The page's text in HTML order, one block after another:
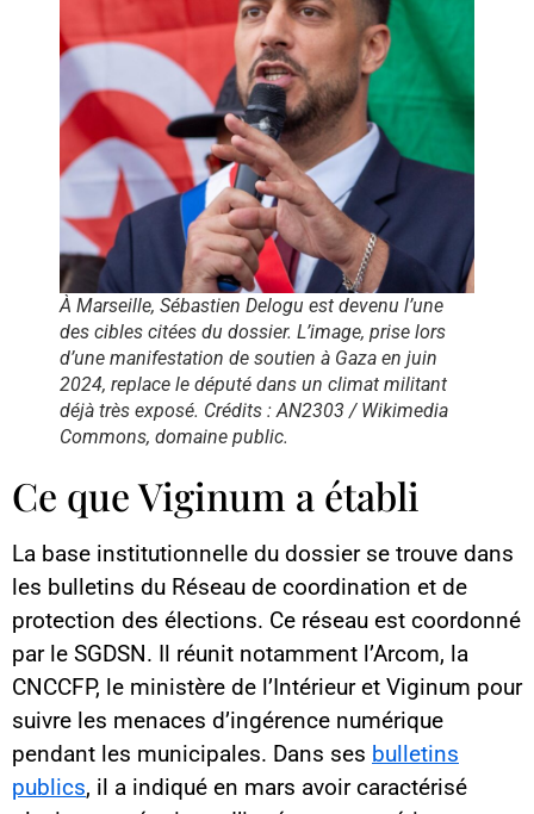
À Marseille, Sébastien Delogu est devenu l’une
des cibles citées du dossier. L’image, prise lors
d’une manifestation de soutien à Gaza en juin
2024, replace le député dans un climat militant
déjà très exposé. Crédits : AN2303 / Wikimedia
Commons, domaine public.
Ce que Viginum a établi
La base institutionnelle du dossier se trouve dans
les bulletins du Réseau de coordination et de
protection des élections. Ce réseau est coordonné
par le SGDSN. Il réunit notamment l’Arcom, la
CNCCFP, le ministère de l’Intérieur et Viginum pour
suivre les menaces d’ingérence numérique
pendant les municipales. Dans ses bulletins
publics, il a indiqué en mars avoir caractérisé